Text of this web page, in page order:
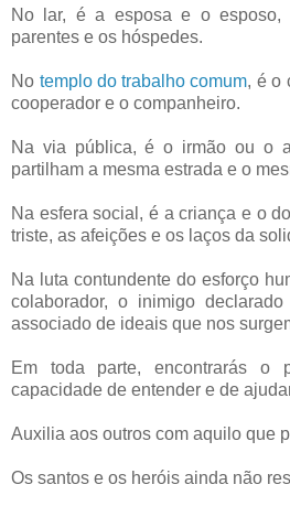
No lar, é a esposa e o
parentes e os hóspedes.
No templo do trabalho comum, é o
cooperador e o companheiro.
Na via pública, é o irmão ou o
partilham a mesma estrada e o
Na esfera social, é a criança e o
triste, as afeições e os laços da
Na luta contundente do esforço
colaborador, o inimigo
associado de ideais que nos
Em toda parte, encontrarás o
capacidade de entender e de
Auxilia aos outros com aquilo que
Os santos e os heróis ainda não